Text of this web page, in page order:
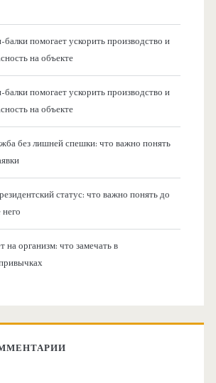
помогает ускорить производство и
на объекте
помогает ускорить производство и
на объекте
без лишней спешки: что важно понять
статус: что важно понять до
него
на организм: что замечать в